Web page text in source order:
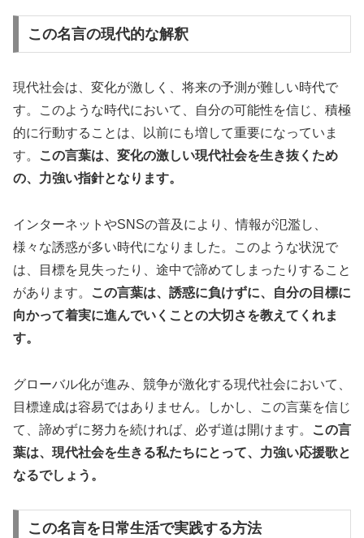
この名言の現代的な解釈
現代社会は、変化が激しく、将来の予測が難しい時代で
す。このような時代において、自分の可能性を信じ、積極
的に行動することは、以前にも増して重要になっていま
す。
この言葉は、変化の激しい現代社会を生き抜くため
の、力強い指針となります。
インターネットやSNSの普及により、情報が氾濫し、
様々な誘惑が多い時代になりました。このような状況で
は、目標を見失ったり、途中で諦めてしまったりすること
があります。
この言葉は、誘惑に負けずに、自分の目標に
向かって着実に進んでいくことの大切さを教えてくれま
す。
グローバル化が進み、競争が激化する現代社会において、
目標達成は容易ではありません。しかし、この言葉を信じ
て、諦めずに努力を続ければ、必ず道は開けます。
この言
葉は、現代社会を生きる私たちにとって、力強い応援歌と
なるでしょう。
この名言を日常生活で実践する方法